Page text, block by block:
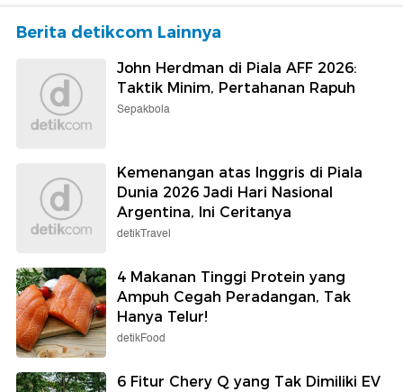
Berita detikcom Lainnya
John Herdman di Piala AFF 2026:
Taktik Minim, Pertahanan Rapuh
Sepakbola
Kemenangan atas Inggris di Piala
Dunia 2026 Jadi Hari Nasional
Argentina, Ini Ceritanya
detikTravel
4 Makanan Tinggi Protein yang
Ampuh Cegah Peradangan, Tak
Hanya Telur!
detikFood
6 Fitur Chery Q yang Tak Dimiliki EV